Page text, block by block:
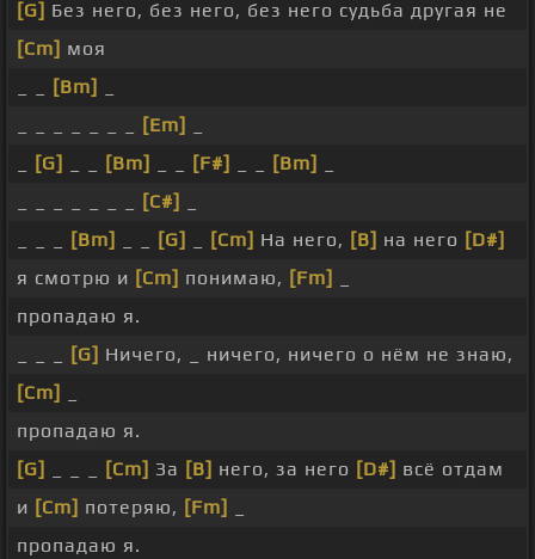
[G] Без него, без него, без него судьба другая не
[Cm] моя
[Bm]
[Em]
[G] [Bm] [F#] [Bm]
[C#]
[Bm] [G] [Cm] На него, [B] на него [D#]
я смотрю и [Cm] понимаю, [Fm]
пропадаю я.
[G] Ничего, _ ничего, ничего о нём не знаю,
[Cm]
пропадаю я.
[G]
[Cm] За [B] него, за него [D#] всё отдам
и [Cm] потеряю, [Fm]
пропадаю я.